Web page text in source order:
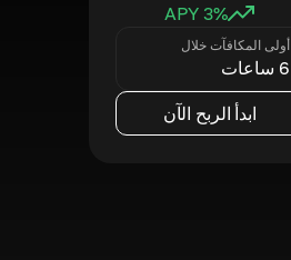
3% APY
أولى المكافآت خلال
6 ساعات
ابدأ الربح الآن